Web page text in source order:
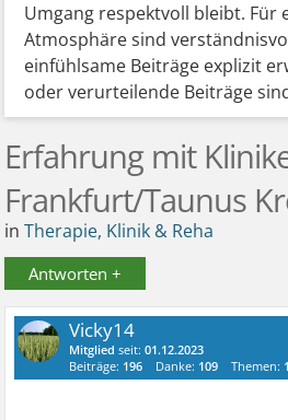
Umgang respektvoll bleibt. Für
Atmosphäre sind
einfühlsame Beiträge explizit
oder verurteilende Beiträge
Erfahrung mit
Frankfurt/Taunus
inTherapie, Klinik & Reha
Antworten +
Vicky14
Mitglied seit:01.12.2023
Beiträge: 196 Danke: 109 Themen: